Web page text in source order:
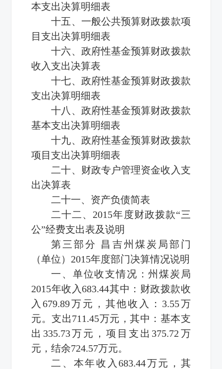
本支出决算明细表
十五、一般公共预算财政拨款项
目支出决算明细表
十六、政府性基金预算财政拨款
收入支出决算表
十七、政府性基金预算财政拨款
支出决算明细表
十八、政府性基金预算财政拨款
基本支出决算明细表
十九、政府性基金预算财政拨款
项目支出决算明细表
二十、财政专户管理资金收入支
出决算表
二十一、资产负债简表
二十二、2015年度财政拨款“三
公”经费支出表及说明
第三部分 昌吉州煤炭局部门
（单位）2015年度部门决算情况说明
一、单位收支情况：州煤炭局
2015年收入683.44其中：财政拨款收
入679.89万元，其他收入：3.55万
元。支出711.45万元，其中：基本支
出335.73万元，项目支出375.72万
元，结余724.57万元。
二、本年收入683.44万元，其